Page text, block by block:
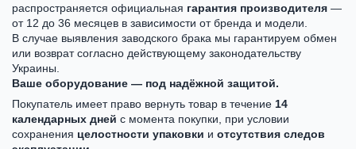
распространяется официальная гарантия производителя —
от 12 до 36 месяцев в зависимости от бренда и модели.
В случае выявления заводского брака мы гарантируем обмен
или возврат согласно действующему законодательству
Украины.
Ваше оборудование — под надёжной защитой.
Покупатель имеет право вернуть товар в течение 14
календарных дней с момента покупки, при условии
сохранения целостности упаковки и отсутствия следов